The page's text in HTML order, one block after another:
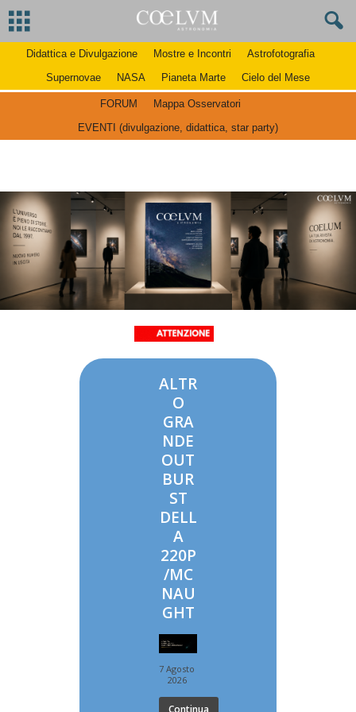
Didattica e Divulgazione Mostre e Incontri
Astrofotografia
Supernovae
NASA Pianeta Marte Cielo del Mese
FORUM
Mappa Osservatori
EVENTI (divulgazione, didattica, star party)
ALTR
O
GRA
NDE
OUT
BUR
ST
DELL
A
220P
/MC
NAU
GHT
7 Agosto
2026
Continua